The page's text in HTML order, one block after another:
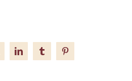
LinkedInTumblrPinterest